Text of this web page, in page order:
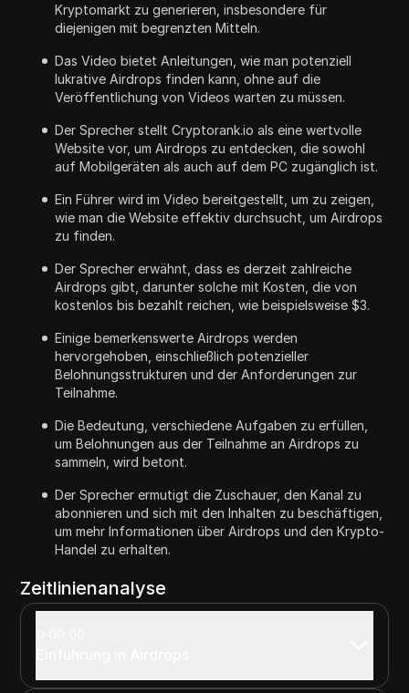
Kryptomarkt zu generieren, insbesondere für
diejenigen mit begrenzten Mitteln.
Das Video bietet Anleitungen, wie man potenziell
lukrative Airdrops finden kann, ohne auf die
Veröffentlichung von Videos warten zu müssen.
Der Sprecher stellt Cryptorank.io als eine wertvolle
Website vor, um Airdrops zu entdecken, die sowohl
auf Mobilgeräten als auch auf dem PC zugänglich ist.
Ein Führer wird im Video bereitgestellt, um zu zeigen,
wie man die Website effektiv durchsucht, um Airdrops
zu finden.
Der Sprecher erwähnt, dass es derzeit zahlreiche
Airdrops gibt, darunter solche mit Kosten, die von
kostenlos bis bezahlt reichen, wie beispielsweise $3.
Einige bemerkenswerte Airdrops werden
hervorgehoben, einschließlich potenzieller
Belohnungsstrukturen und der Anforderungen zur
Teilnahme.
Die Bedeutung, verschiedene Aufgaben zu erfüllen,
um Belohnungen aus der Teilnahme an Airdrops zu
sammeln, wird betont.
Der Sprecher ermutigt die Zuschauer, den Kanal zu
abonnieren und sich mit den Inhalten zu beschäftigen,
um mehr Informationen über Airdrops und den Krypto-
Handel zu erhalten.
Zeitlinienanalyse